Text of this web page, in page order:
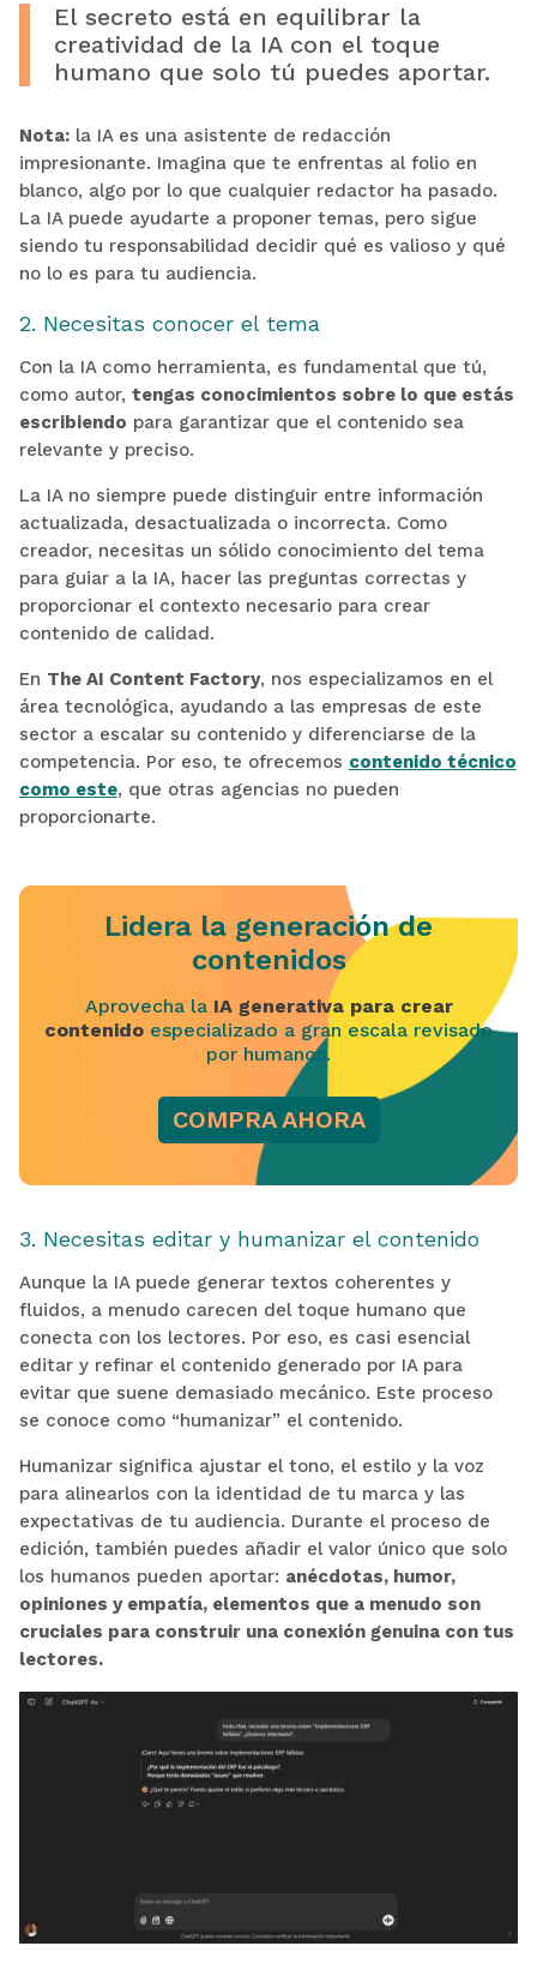
El secreto está en equilibrar la
creatividad de la IA con el toque
humano que solo tú puedes aportar.
Nota:la IA es una asistente de redacción
impresionante. Imagina que te enfrentas al folio en
blanco, algo por lo que cualquier redactor ha pasado.
La IA puede ayudarte a proponer temas, pero sigue
siendo tu responsabilidad decidir qué es valioso y qué
no lo es para tu audiencia.
2. Necesitas conocer el tema
Con la IA como herramienta, es fundamental que tú,
como autor, tengas conocimientos sobre lo que estás
escribiendo para garantizar que el contenido sea
relevante y preciso.
La IA no siempre puede distinguir entre información
actualizada, desactualizada o incorrecta. Como
creador, necesitas un sólido conocimiento del tema
para guiar a la IA, hacer las preguntas correctas y
proporcionar el contexto necesario para crear
contenido de calidad.
En The AI Content Factory, nos especializamos en el
área tecnológica, ayudando a las empresas de este
sector a escalar su contenido y diferenciarse de la
competencia. Por eso, te ofrecemos contenido técnico
como este, que otras agencias no pueden
proporcionarte.
Lidera la generación de
contenidos
Aprovecha la IA generativa para crear
contenido especializado a gran escala revisado
por humanos.
COMPRA AHORA
3. Necesitas editar y humanizar el contenido
Aunque la IA puede generar textos coherentes y
fluidos, a menudo carecen del toque humano que
conecta con los lectores. Por eso, es casi esencial
editar y refinar el contenido generado por IA para
evitar que suene demasiado mecánico. Este proceso
se conoce como “humanizar” el contenido.
Humanizar significa ajustar el tono, el estilo y la voz
para alinearlos con la identidad de tu marca y las
expectativas de tu audiencia. Durante el proceso de
edición, también puedes añadir el valor único que solo
los humanos pueden aportar: anécdotas, humor,
opiniones y empatía, elementos que a menudo son
cruciales para construir una conexión genuina con tus
lectores.